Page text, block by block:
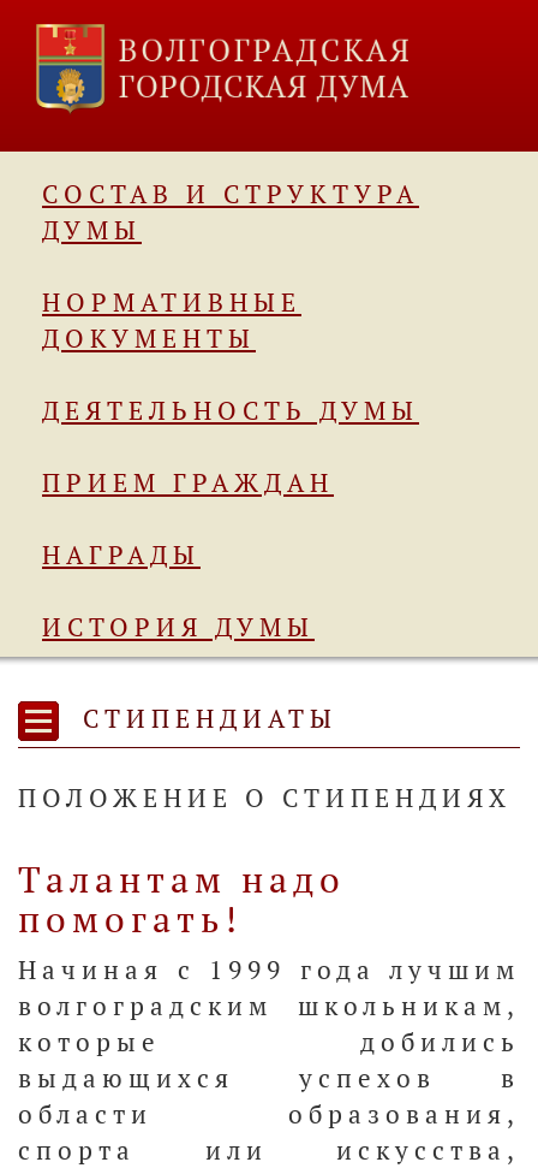
СОСТАВ И СТРУКТУРА
ДУМЫ
НОРМАТИВНЫЕ
ДОКУМЕНТЫ
ДЕЯТЕЛЬНОСТЬ ДУМЫ
ПРИЕМ ГРАЖДАН
НАГРАДЫ
ИСТОРИЯ ДУМЫ
СТИПЕНДИАТЫ
ПОЛОЖЕНИЕ О СТИПЕНДИЯХ
Талантам надо
помогать!
Начиная с 1999 года лучшим
волгоградским школьникам,
которые добились
выдающихся успехов в
области образования,
спорта или искусства,